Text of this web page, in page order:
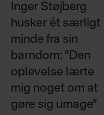
Inger Støjberg
husker ét særligt
minde fra sin
barndom: ”Den
oplevelse lærte
mig noget om at
gøre sig umage”